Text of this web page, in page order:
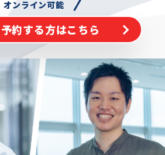
オンライン可能
約する方はこちら